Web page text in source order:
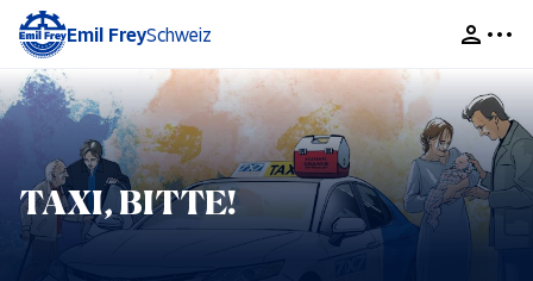
Emil FreySchweiz
TAXI, BITTE!